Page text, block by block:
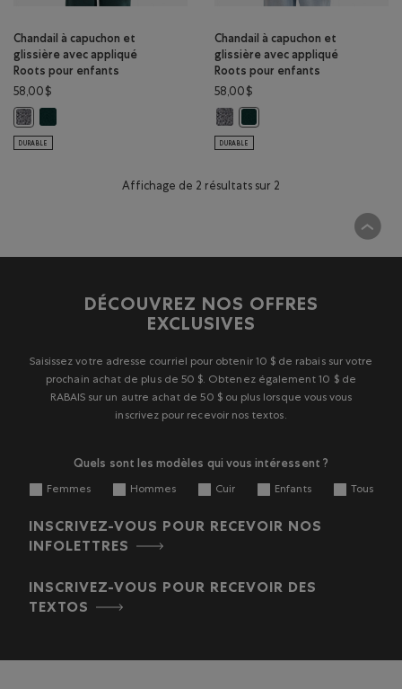
Chandail à capuchon et
glissière avec appliqué
Roots pour enfants
58,00$
Chandail à capuchon et glissière avec appliqué Roots pour enfants: SEL
Chandail à capuchon et glissière avec appliqué Roots pour enfants:
DURABLE
Chandail à capuchon et
glissière avec appliqué
Roots pour enfants
58,00$
Chandail à capuchon et glissière
DURABLE
Affichage de 2 résultats sur 2
DÉCOUVREZ NOS OFFRES
EXCLUSIVES
Saisissez votre adresse courriel pour obtenir 10 $ de rabais sur votre
prochain achat de plus de 50 $. Obtenez également 10 $ de
RABAIS sur un autre achat de 50 $ ou plus lorsque vous vous
inscrivez pour recevoir nos textos.
Quels sont les modèles qui vous intéressent ?
Femmes Hommes Cuir Enfants Tous
INSCRIVEZ-VOUS POUR RECEVOIR NOS
INFOLETTRES
INSCRIVEZ-VOUS POUR RECEVOIR DES
TEXTOS